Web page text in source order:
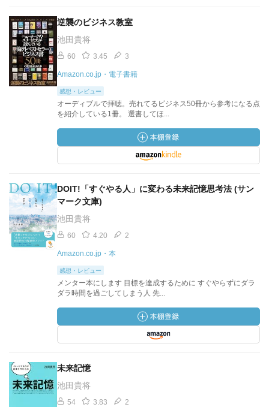
逆襲のビジネス教室
池田貴将
60 3.45 3
Amazon.co.jp・電子書籍
感想・レビュー
オーディブルで拝聴。売れてるビジネス50冊から参考になる点
を紹介している1冊。 選書してほ...
DOIT!「すぐやる人」に変わる未来記憶思考法 (サン
マーク文庫)
池田貴将
60 4.20 2
Amazon.co.jp・本
感想・レビュー
メンター本にします 目標を達成するために すぐやらずにダラ
ダラ時間を過ごしてしまう人 先...
未来記憶
池田貴将
54 3.83 2